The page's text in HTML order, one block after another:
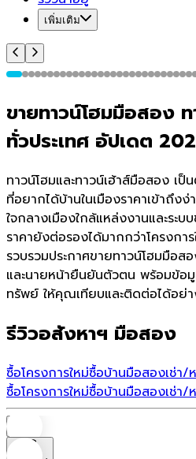
เพิ่มเติม
ขายทาวน์โฮมมือสอง
ทั่วประเทศ อัปเดต
ทาวน์โฮมและทาวน์เฮ้าส์มือสอง เ
ที่อยากได้บ้านในเมืองราคาเข้าถึงง่
ใจกลางเมืองใกล้แหล่งงานและระ
ราคายังต่อรองได้มากกว่าโครงกา
รวบรวมประกาศขายทาวน์โฮมมือส
และนายหน้ายืนยันตัวตน พร้อมข้อมู
ทรัพย์ ให้คุณเทียบและติดต่อได้อย่า
รีวิวอสังหาฯ มือสอง
ซื้อโครงการใหม่ซื้อบ้านมือสองเช่า/
ซื้อโครงการใหม่ซื้อบ้านมือสองเช่า/